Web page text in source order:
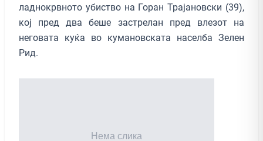
ладнокрвното убиство на Горан Трајановски (39),
кој пред два беше застрелан пред влезот на
неговата куќа во кумановската населба Зелен
Рид.